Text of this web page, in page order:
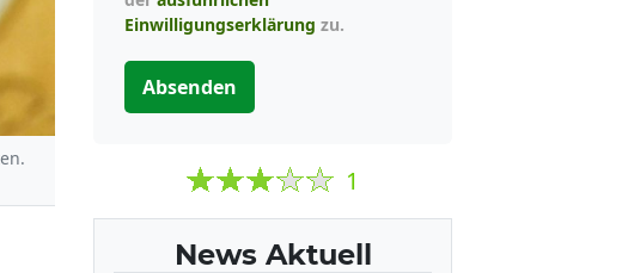
Einwilligungserklärung zu.
Absenden
1
News Aktuell